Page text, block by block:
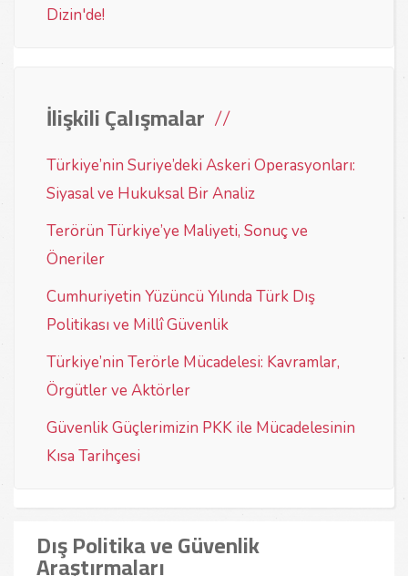
Dizin'de!
İlişkili Çalışmalar
Türkiye’nin Suriye’deki Askeri Operasyonları:
Siyasal ve Hukuksal Bir Analiz
Terörün Türkiye’ye Maliyeti, Sonuç ve
Öneriler
Cumhuriyetin Yüzüncü Yılında Türk Dış
Politikası ve Millî Güvenlik
Türkiye’nin Terörle Mücadelesi: Kavramlar,
Örgütler ve Aktörler
Güvenlik Güçlerimizin PKK ile Mücadelesinin
Kısa Tarihçesi
Dış Politika ve Güvenlik
Araştırmaları